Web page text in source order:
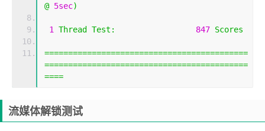
@ 5sec)
1 Thread Test : 847 Scores
===========================================
===========================================
====
流媒体解锁测试